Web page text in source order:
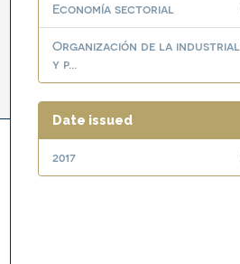
Economía sectorial
Organización de la industrial
y p...
Date issued
2017